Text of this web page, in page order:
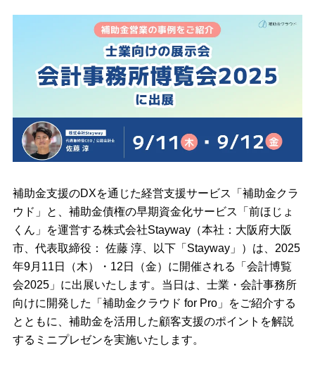
補助金支援のDXを通じた経営支援サービス「補助金クラ
ウド」と、補助金債権の早期資金化サービス「前ほじょ
くん」を運営する株式会社Stayway（本社：大阪府大阪
市、代表取締役： 佐藤 淳、以下「Stayway」）は、2025
年9月11日（木）・12日（金）に開催される「会計博覧
会2025」に出展いたします。当日は、士業・会計事務所
向けに開発した「補助金クラウド for Pro」をご紹介する
とともに、補助金を活用した顧客支援のポイントを解説
するミニプレゼンを実施いたします。